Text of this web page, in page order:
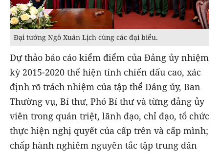
Đại tướng Ngô Xuân Lịch cùng các đại biểu.
Dự thảo báo cáo kiểm điểm của Đảng ủy nhiệm
kỳ 2015-2020 thể hiện tính chiến đấu cao, xác
định rõ trách nhiệm của tập thể Đảng ủy, Ban
Thường vụ, Bí thư, Phó Bí thư và từng đảng ủy
viên trong quán triệt, lãnh đạo, chỉ đạo, tổ chức
thực hiện nghị quyết của cấp trên và cấp mình;
chấp hành nghiêm nguyên tắc tập trung dân